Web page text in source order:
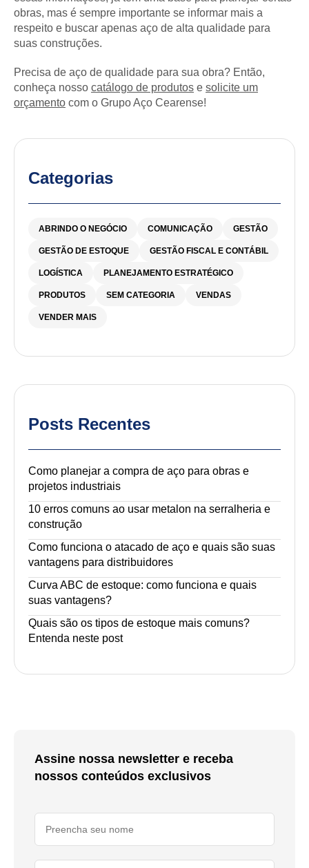
obras, mas é sempre importante se informar mais a
respeito e buscar apenas aço de alta qualidade para
suas construções.
Precisa de aço de qualidade para sua obra? Então,
conheça nosso catálogo de produtos e solicite um
orçamento com o Grupo Aço Cearense!
Categorias
ABRINDO O NEGÓCIO COMUNICAÇÃO GESTÃO
GESTÃO DE ESTOQUE GESTÃO FISCAL E CONTÁBIL
LOGÍSTICA PLANEJAMENTO ESTRATÉGICO
PRODUTOS SEM CATEGORIA VENDAS
VENDER MAIS
Posts Recentes
Como planejar a compra de aço para obras e
projetos industriais
10 erros comuns ao usar metalon na serralheria e
construção
Como funciona o atacado de aço e quais são suas
vantagens para distribuidores
Curva ABC de estoque: como funciona e quais
suas vantagens?
Quais são os tipos de estoque mais comuns?
Entenda neste post
Assine nossa newsletter e receba
nossos conteúdos exclusivos